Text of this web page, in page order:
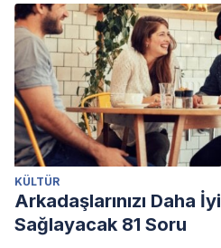
KÜLTÜR
Arkadaşlarınızı Daha İyi
Sağlayacak 81 Soru